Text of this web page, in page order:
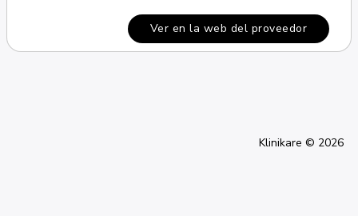
Ver en la web del proveedor
Klinikare © 2026